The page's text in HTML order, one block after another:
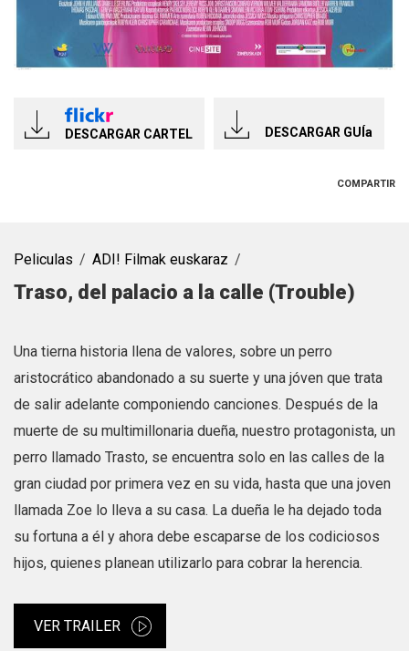
DESCARGAR CARTEL DESCARGAR GUÍa
COMPARTIR
Peliculas ADI! Filmak euskaraz
Traso, del palacio a la calle (Trouble)
Una tierna historia llena de valores, sobre un perro
aristocrático abandonado a su suerte y una jóven que trata
de salir adelante componiendo canciones. Después de la
muerte de su multimillonaria dueña, nuestro protagonista, un
perro llamado Trasto, se encuentra solo en las calles de la
gran ciudad por primera vez en su vida, hasta que una joven
llamada Zoe lo lleva a su casa. La dueña le ha dejado toda
su fortuna a él y ahora debe escaparse de los codiciosos
hijos, quienes planean utilizarlo para cobrar la herencia.
VER TRAILER